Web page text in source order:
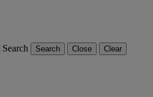
Search Search Close Clear